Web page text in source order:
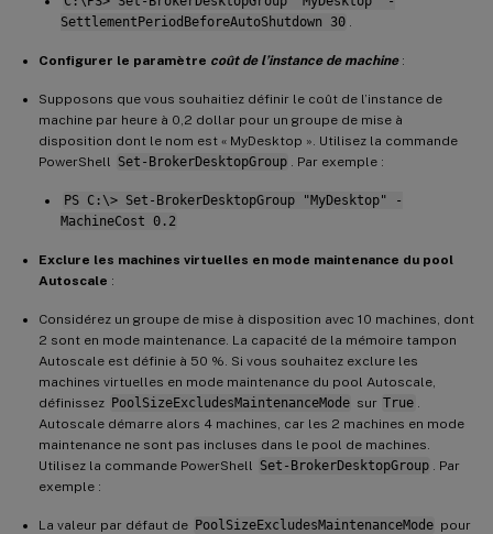
SettlementPeriodBeforeAutoShutdown 30
Configurer le paramètre coût de l’instance de machine:
Supposons que vous souhaitiez définir le coût de l’instance de
machine par heure à 0,2 dollar pour un groupe de mise à
disposition dont le nom est « MyDesktop ». Utilisez la commande
PowerShell
Set-BrokerDesktopGroup . Par exemple :
PS C:\> Set-BrokerDesktopGroup "MyDesktop" -
MachineCost 0.2
Exclure les machines virtuelles en mode maintenance du pool
Autoscale :
Considérez un groupe de mise à disposition avec 10 machines, dont
2 sont en mode maintenance. La capacité de la mémoire tampon
Autoscale est définie à 50 %. Si vous souhaitez exclure les
machines virtuelles en mode maintenance du pool Autoscale,
définissez PoolSizeExcludesMaintenanceMode sur True
Autoscale démarre alors 4 machines, car les 2 machines en mode
maintenance ne sont pas incluses dans le pool de machines.
Utilisez la commande PowerShell
Set-BrokerDesktopGroup
. Par
exemple :
La valeur par défaut de PoolSizeExcludesMaintenanceMode pour